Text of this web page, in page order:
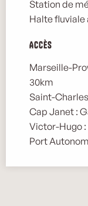
Station de
Halte fluviale
Accès
Accès
Marseille-
30km
Saint-
Cap Janet :
Victor-Hugo :
Port